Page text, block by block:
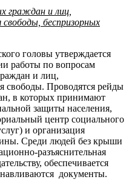
граждан и лиц,
беспризорных
головы утверждается
работы по вопросам
и лиц,
свободы. Проводятся рейды
в которых принимают
защиты населения,
центр социального
и организация
Среди людей без крыши
разъяснительная
обеспечивается
документы.